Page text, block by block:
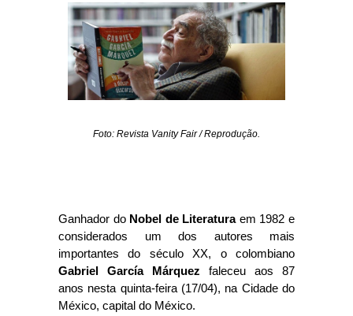
Foto: Revista Vanity Fair / Reprodução.
Ganhador do Nobel de Literaturaem 1982 e
considerados um dos autores mais
importantes do século XX, o colombiano
Gabriel García Márquez faleceu aos 87
anos nesta quinta-feira (17/04), na Cidade do
México, capital do México.